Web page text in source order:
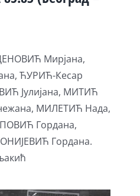
Мирјана,
ЋУРИЋ-Кесар
Јулијана, МИТИЋ
МИЛЕТИЋ Нада,
Гордана,
Гордана.